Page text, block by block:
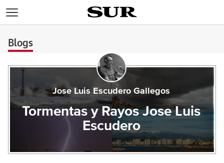
Blogs
Jose Luis Escudero Gallegos
Tormentas y Rayos Jose Luis
Escudero